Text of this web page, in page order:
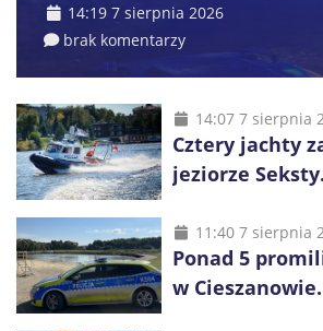
14:19 7 sierpnia 2026
brak komentarzy
14:07 7 sierpnia
Cztery jachty
jeziorze
małoletnich
11:40 7 sierpnia
Ponad 5
w